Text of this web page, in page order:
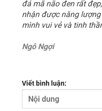
đá mã não đen rất
nhận được năng
mình vui vẻ và tinh
Ngô Ngợi
Viết bình luận: